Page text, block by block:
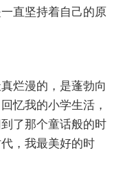
直坚持着自己的原
烂漫的，是蓬勃向
忆我的小学生活，
了那个童话般的时
，我最美好的时